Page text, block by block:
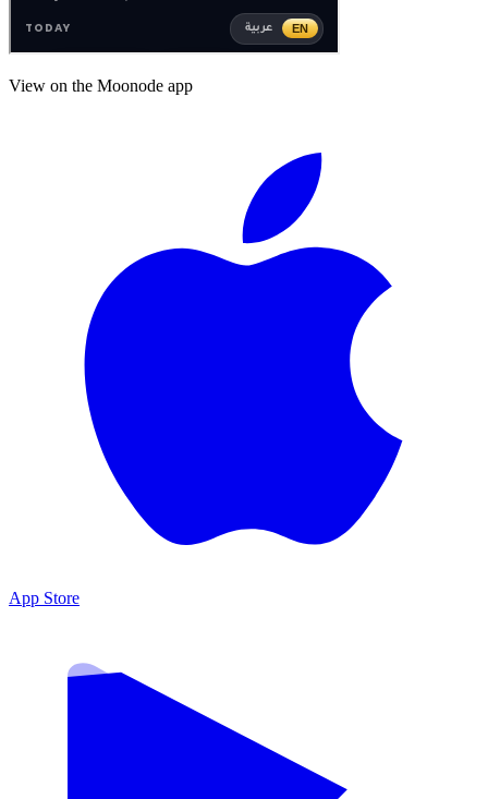
View on the Moonode app
App Store